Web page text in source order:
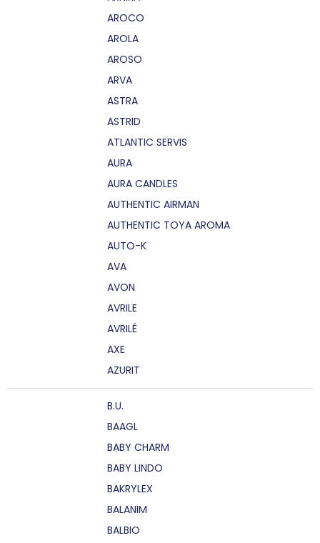
AROCO
AROLA
AROSO
ARVA
ASTRA
ASTRID
ATLANTIC SERVIS
AURA
AURA CANDLES
AUTHENTIC AIRMAN
AUTHENTIC TOYA AROMA
AUTO-K
AVA
AVON
AVRILE
AVRILÉ
AXE
AZURIT
B.U.
BAAGL
BABY CHARM
BABY LINDO
BAKRYLEX
BALANIM
BALBIO